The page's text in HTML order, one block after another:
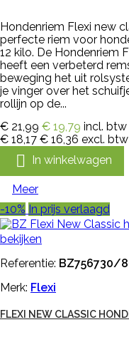
Hondenriem Flexi new
perfecte riem voor
12 kilo. De Hondenriem
heeft een verbeterd
beweging het uit
je vinger over het
rollijn op de...
€ 21,99 € 19,79 incl. btw
€ 18,17 € 16,36 excl. btw
 In winkelwagen
Meer
-10% In prijs verlaagd
bekijken
Referentie: BZ756730/
Merk: Flexi
FLEXI NEW CLASSIC